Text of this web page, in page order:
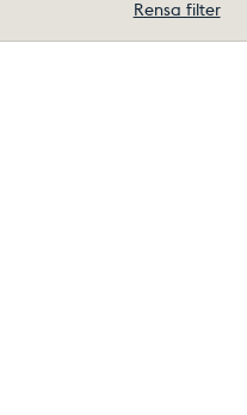
Rensa filter